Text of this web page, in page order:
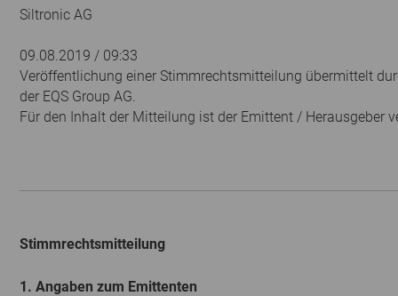
Siltronic AG
09.08.2019 / 09:33
Veröffentlichung einer Stimmrechtsmitteilung übermittelt
der EQS Group AG.
Für den Inhalt der Mitteilung ist der Emittent / Herausgeber
Stimmrechtsmitteilung
1. Angaben zum Emittenten